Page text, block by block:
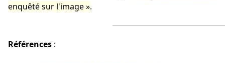
enquêté sur l'image .
Références :